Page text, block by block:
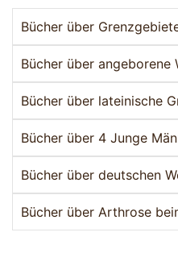
Bücher über
Bücher über angeborene
Bücher über lateinische
Bücher über 4 Junge
Bücher über deutschen
Bücher über Arthrose